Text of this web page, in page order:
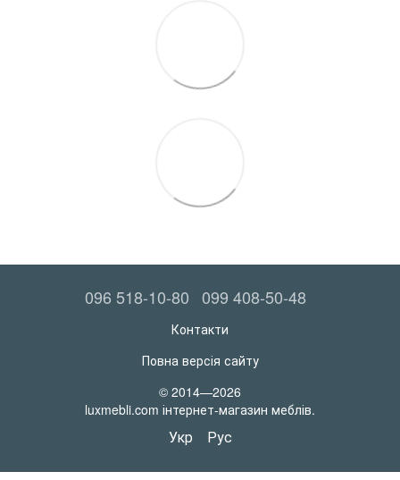
096 518-10-80 099 408-50-48
Контакти
Повна версія сайту
© 2014—2026
luxmebli.com інтернет-магазин меблів.
Укр Рус